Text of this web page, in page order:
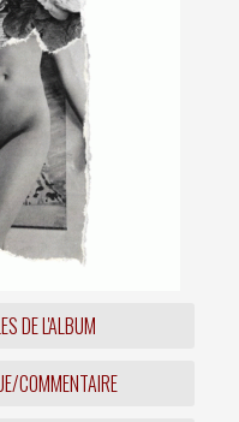
DE L'ALBUM
COMMENTAIRE